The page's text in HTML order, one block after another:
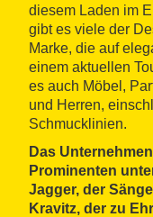
diesem Laden im
gibt es viele der
Marke, die auf
einem aktuellen
es auch Möbel,
und Herren,
Schmucklinien.
Das
Prominenten
Jagger, der
Kravitz, der zu